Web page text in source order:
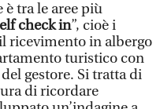
tra le aree più
check in”, cioè i
ricevimento in albergo
turistico con
gestore. Si tratta di
di ricordare